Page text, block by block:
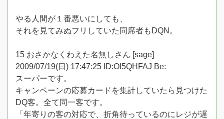
やる人間が１番悪いにしても、
それを見てみぬフリしていた同席者もDQN。
15 おさかなくわえた名無しさん [sage]
2009/07/19(日) 17:47:25 ID:OI5QHFAJ Be:
スーパーです。
キャンペーンの応募カードを集計していたら見つけた
DQ客。全て同一客です。
「年寄りの客の対応で、折角待っているのにレジが遅